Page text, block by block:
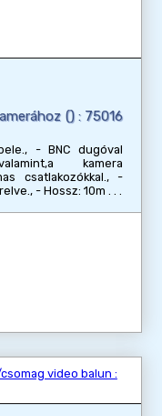
() : 75016
- BNC dugóval
kamera
csatlakozókkal., -
- Hossz: 10m